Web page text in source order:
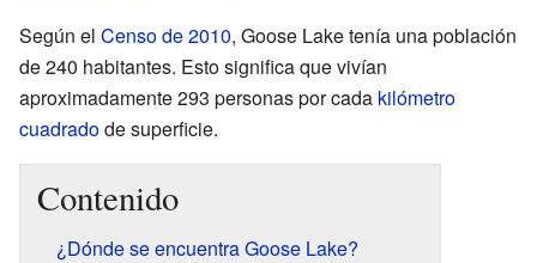
Según el Censo de 2010, Goose Lake tenía una población
de 240 habitantes. Esto significa que vivían
aproximadamente 293 personas por cada kilómetro
cuadradode superficie.
Contenido
¿Dónde se encuentra Goose Lake?